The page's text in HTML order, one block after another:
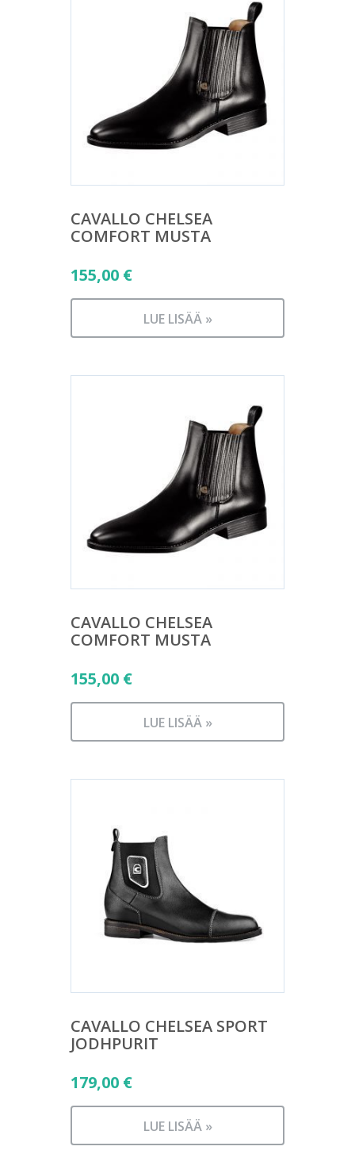
CAVALLO CHELSEA
COMFORT MUSTA
155,00 €
LUE LISÄÄ »
CAVALLO CHELSEA
COMFORT MUSTA
155,00 €
LUE LISÄÄ »
CAVALLO CHELSEA SPORT
JODHPURIT
179,00 €
LUE LISÄÄ »